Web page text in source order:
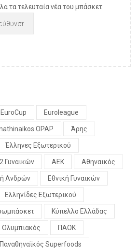
τα τελευταία νέα του μπάσκετ
EuroCup Euroleague
OPAP Άρης
Έλληνες Εξωτερικού
Γυναικών ΑΕΚ Αθηναικός
Ανδρών Εθνική Γυναικών
Ελληνίδες Εξωτερικού
Κύπελλο Ελλάδας
Ολυμπιακός ΠΑΟΚ
Παναθηναϊκός Superfoods